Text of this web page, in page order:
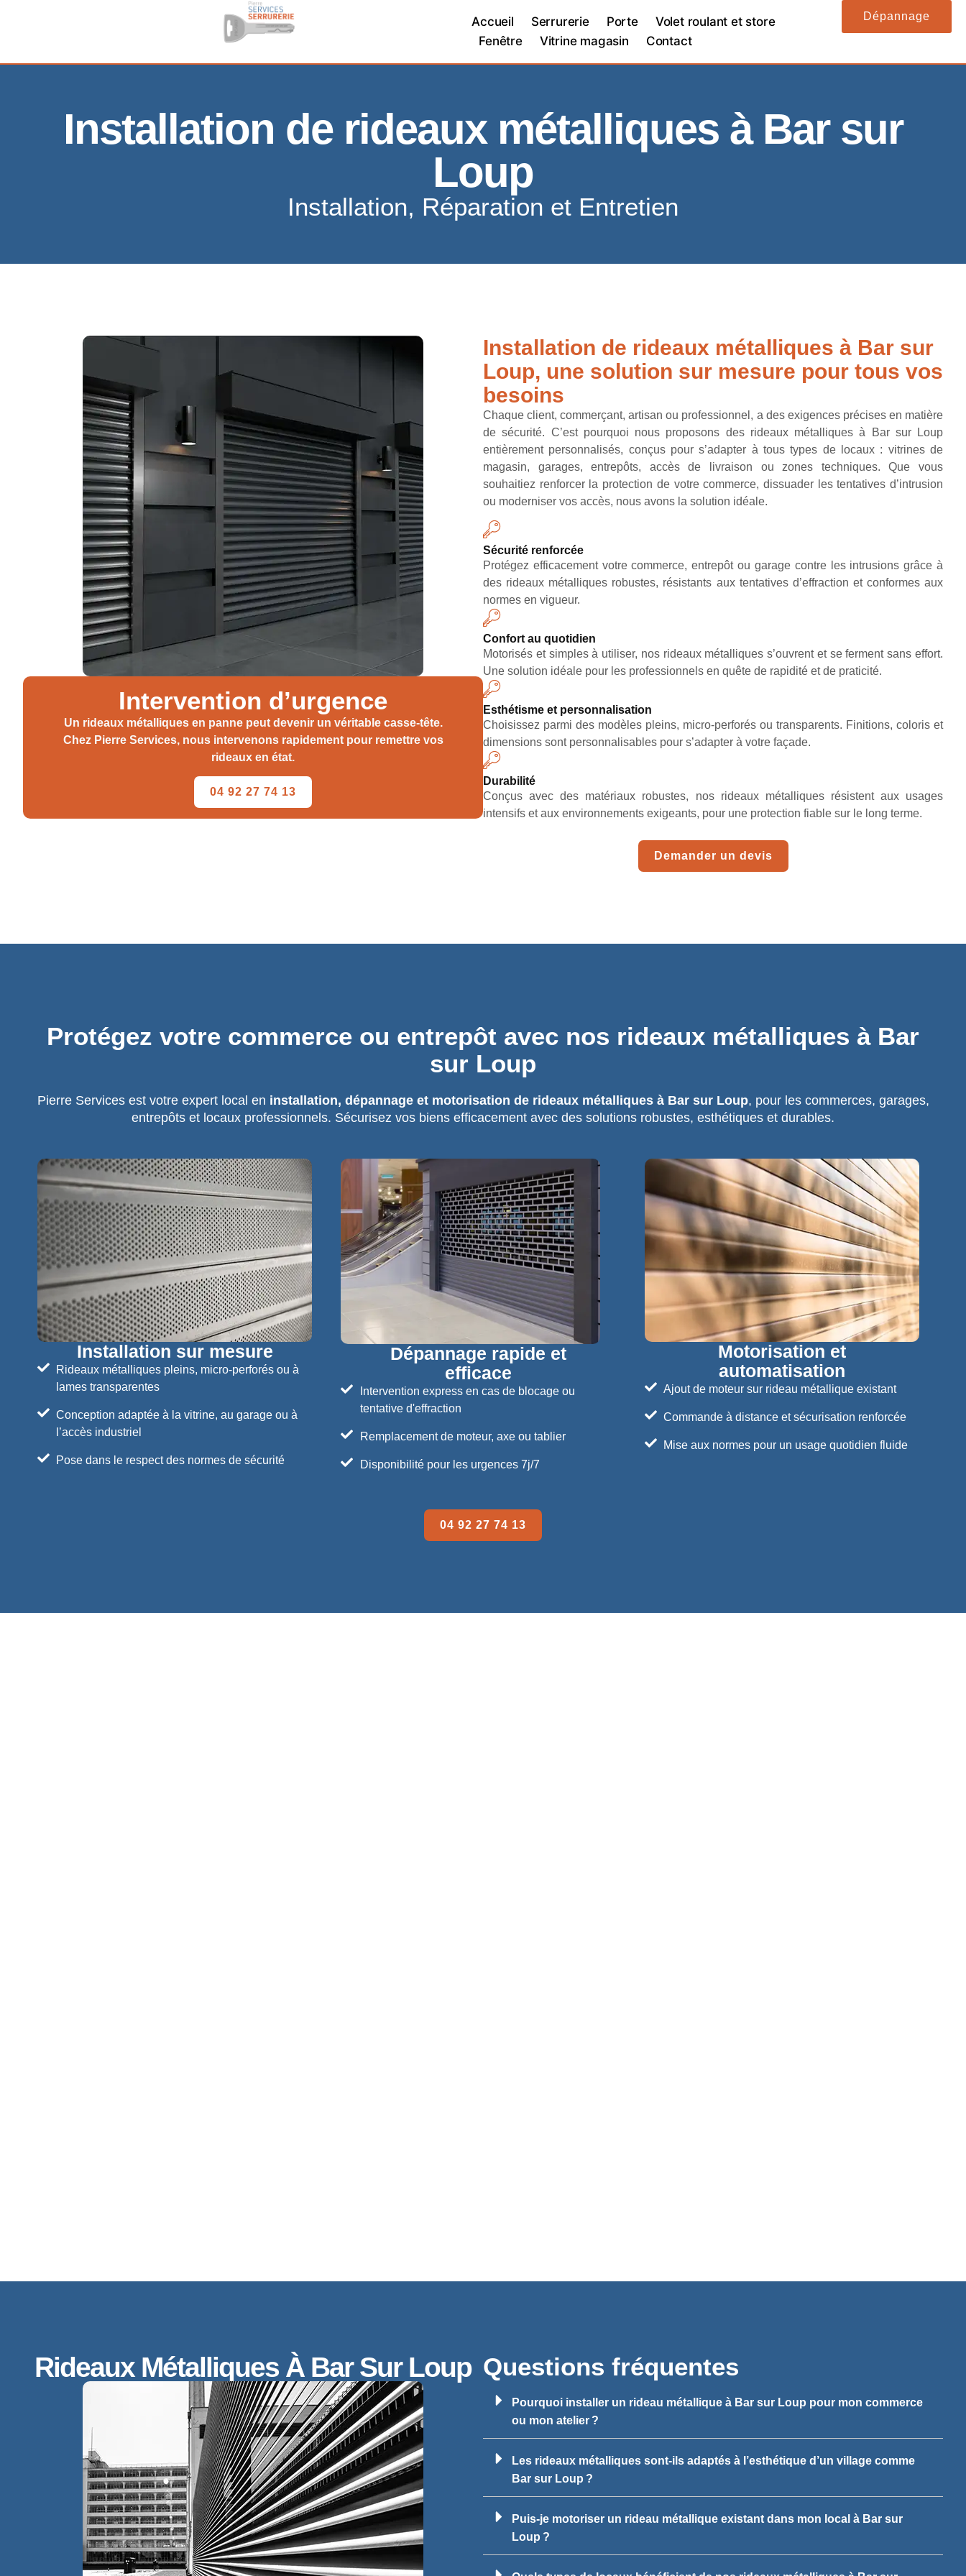
Accueil Serrurerie Porte
Volet roulant et store
Fenêtre
Vitrine magasin Contact
Dépannage
Installation de rideaux métalliques à Bar sur
Loup
Installation, Réparation et Entretien
Intervention d’urgence
Un rideaux métalliques en panne peut devenir un véritable casse-tête.
Chez Pierre Services, nous intervenons rapidement pour remettre vos
rideaux en état.
04 92 27 74 13
Installation de rideaux métalliques à Bar sur
Loup, une solution sur mesure pour tous vos
besoins
Chaque client, commerçant, artisan ou professionnel, a des exigences précises en matière
de sécurité. C’est pourquoi nous proposons des rideaux métalliques à Bar sur Loup
entièrement personnalisés, conçus pour s’adapter à tous types de locaux : vitrines de
magasin, garages, entrepôts, accès de livraison ou zones techniques. Que vous
souhaitiez renforcer la protection de votre commerce, dissuader les tentatives d’intrusion
ou moderniser vos accès, nous avons la solution idéale.
Sécurité renforcée
Protégez efficacement votre commerce, entrepôt ou garage contre les intrusions grâce à
des rideaux métalliques robustes, résistants aux tentatives d’effraction et conformes aux
normes en vigueur.
Confort au quotidien
Motorisés et simples à utiliser, nos rideaux métalliques s’ouvrent et se ferment sans effort.
Une solution idéale pour les professionnels en quête de rapidité et de praticité.
Esthétisme et personnalisation
Choisissez parmi des modèles pleins, micro-perforés ou transparents. Finitions, coloris et
dimensions sont personnalisables pour s’adapter à votre façade.
Durabilité
Conçus avec des matériaux robustes, nos rideaux métalliques résistent aux usages
intensifs et aux environnements exigeants, pour une protection fiable sur le long terme.
Demander un devis
Protégez votre commerce ou entrepôt avec nos rideaux métalliques à Bar
sur Loup
Pierre Services est votre expert local en installation, dépannage et motorisation de rideaux métalliques à Bar sur Loup, pour les commerces, garages,
entrepôts et locaux professionnels. Sécurisez vos biens efficacement avec des solutions robustes, esthétiques et durables.
Installation sur mesure
Rideaux métalliques pleins, micro-perforés ou à
lames transparentes
Conception adaptée à la vitrine, au garage ou à
l’accès industriel
Pose dans le respect des normes de sécurité
Dépannage rapide et
efficace
Intervention express en cas de blocage ou
tentative d'effraction
Remplacement de moteur, axe ou tablier
Disponibilité pour les urgences 7j/7
Motorisation et
automatisation
Ajout de moteur sur rideau métallique existant
Commande à distance et sécurisation renforcée
Mise aux normes pour un usage quotidien fluide
04 92 27 74 13
Rideaux Métalliques À Bar Sur Loup Questions fréquentes
Pourquoi installer un rideau métallique à Bar sur Loup pour mon commerce
ou mon atelier ?
Les rideaux métalliques sont-ils adaptés à l’esthétique d’un village comme
Bar sur Loup ?
Puis-je motoriser un rideau métallique existant dans mon local à Bar sur
Loup ?